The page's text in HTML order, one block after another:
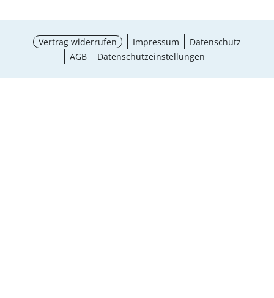
Vertrag widerrufen Impressum
Datenschutz
AGB
Datenschutzeinstellungen